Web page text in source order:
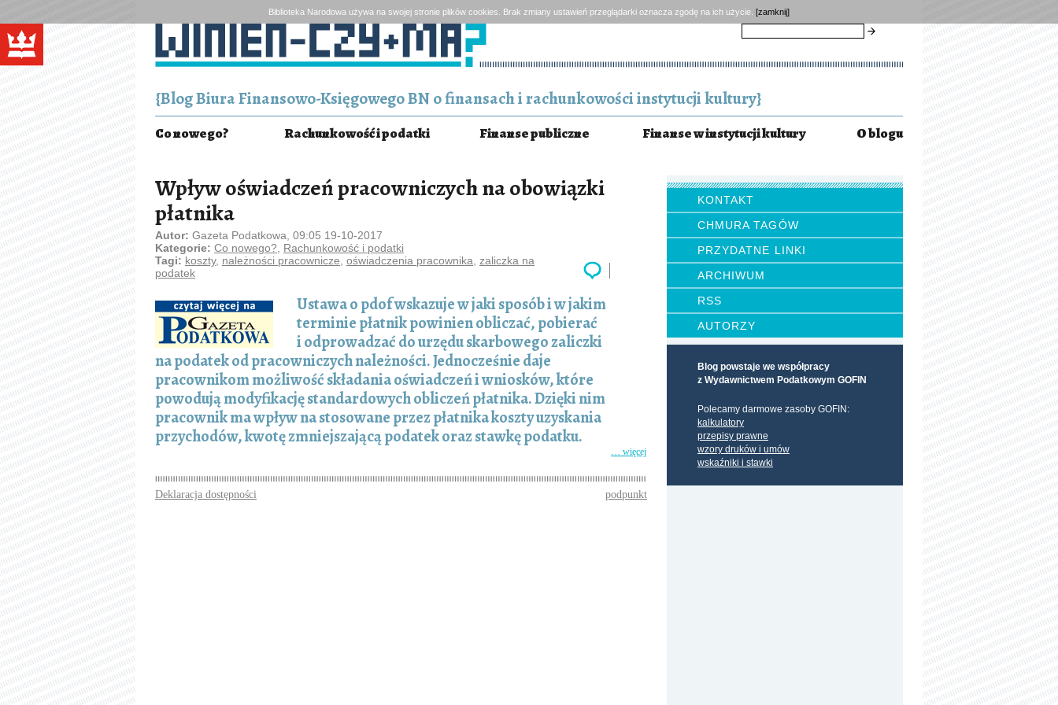
Biblioteka Narodowa używa na swojej stronie plików cookies. Brak zmiany ustawień przeglądarki oznacza zgodę na ich użycie. [zamknij]
{Blog Biura Finansowo-Księgowego BN o finansach i rachunkowości instytucji kultury}
Co nowego? Rachunkowość i podatki Finanse publiczne Finanse w instytucji kultury O blogu
KONTAKT
CHMURA TAGÓW
PRZYDATNE LINKI
ARCHIWUM
RSS
AUTORZY
Blog powstaje we współpracy
z Wydawnictwem Podatkowym GOFIN
Polecamy darmowe zasoby GOFIN:
kalkulatory
przepisy prawne
wzory druków i umów
wskaźniki i stawki
Wpływ oświadczeń pracowniczych na obowiązki
płatnika
Autor: Gazeta Podatkowa, 09:05 19-10-2017
Kategorie: Co nowego? Rachunkowość i podatki
Tagi: koszty, należności pracownicze oświadczenia pracownika zaliczka na
podatek
Ustawa o pdof wskazuje w jaki sposób i w jakim
terminie płatnik powinien obliczać, pobierać
i odprowadzać do urzędu skarbowego zaliczki
na podatek od pracowniczych należności. Jednocześnie daje
pracownikom możliwość składania oświadczeń i wniosków, które
powodują modyfikację standardowych obliczeń płatnika. Dzięki nim
pracownik ma wpływ na stosowane przez płatnika koszty uzyskania
przychodów, kwotę zmniejszającą podatek oraz stawkę podatku.
… więcej
Deklaracja dostępności podpunkt